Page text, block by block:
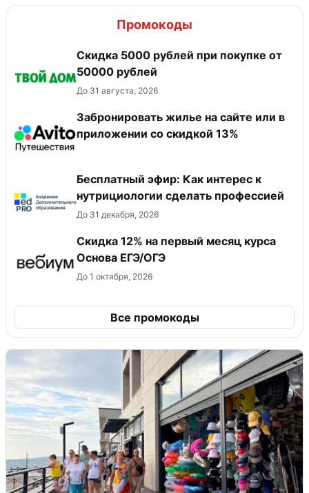
Промокоды
Скидка 5000 рублей при покупке от
50000 рублей
До 31 августа, 2026
Забронировать жилье на сайте или в
приложении со скидкой 13%
Бесплатный эфир: Как интерес к
нутрициологии сделать профессией
До 31 декабря, 2026
Скидка 12% на первый месяц курса
Основа ЕГЭ/ОГЭ
До 1 октября, 2026
Все промокоды